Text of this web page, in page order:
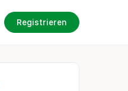
Registrieren